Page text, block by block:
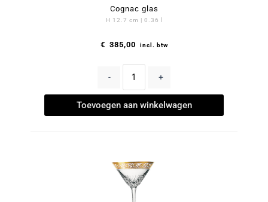
Cognac glas
H 12.7 cm | 0.36 l
€ 385,00 incl. btw
- +
Toevoegen aan winkelwagen